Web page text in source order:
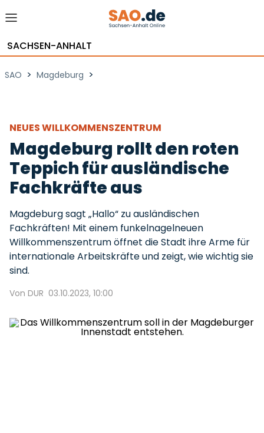
SACHSEN-ANHALT
SAO > Magdeburg >
NEUES WILLKOMMENSZENTRUM
Magdeburg rollt den roten
Teppich für ausländische
Fachkräfte aus
Magdeburg sagt „Hallo“ zu ausländischen
Fachkräften! Mit einem funkelnagelneuen
Willkommenszentrum öffnet die Stadt ihre Arme für
internationale Arbeitskräfte und zeigt, wie wichtig sie
sind.
Von DUR 03.10.2023, 10:00